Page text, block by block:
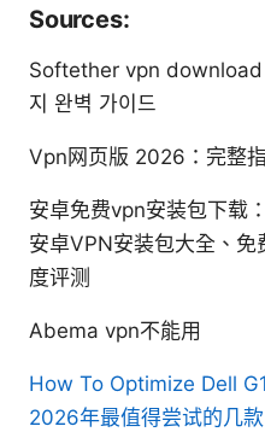
Sources:
Softether vpn download
지 완벽 가이드
Vpn网页版 2026：完整
安卓免费vpn安装包下载
安卓VPN安装包大全、
度评测
Abema vpn不能用
How To Optimize Dell
2026年最值得尝试的几